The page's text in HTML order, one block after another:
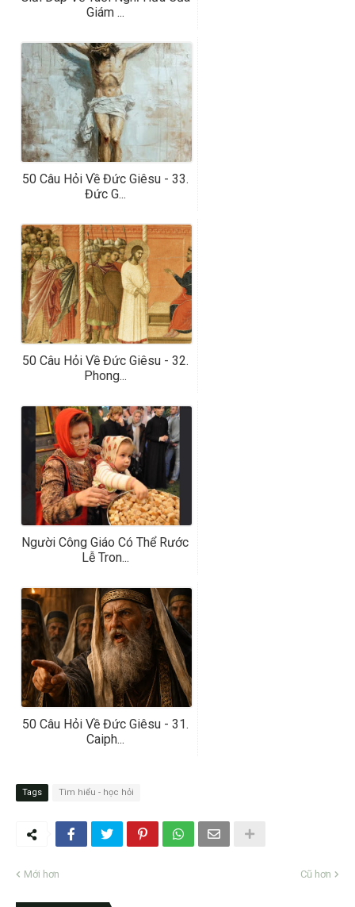
Giám ...
50 Câu Hỏi Về Đức Giêsu - 33.
Đức G...
50 Câu Hỏi Về Đức Giêsu - 32.
Phong...
Người Công Giáo Có Thể Rước
Lễ Tron...
50 Câu Hỏi Về Đức Giêsu - 31.
Caiph...
Tags Tìm hiểu - học hỏi
Mới hơn Cũ hơn